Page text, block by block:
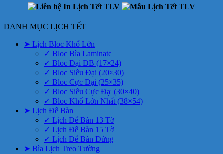
là:
300.000₫.
tại
190.000₫.
DANH MỤC LỊCH TẾT
➤ Lịch Bloc Khổ Lớn
✓ Bloc Bìa Laminate
✓ Bloc Đại ĐB (17×24)
✓ Bloc Siêu Đại (20×30)
✓ Bloc Cực Đại (25×35)
✓ Bloc Siêu Cực Đại (30×40)
✓ Bloc Khổ Lớn Nhất (38×54)
➤ Lịch Để Bàn
✓ Lịch Để Bàn 13 Tờ
✓ Lịch Để Bàn 15 Tờ
✓ Lịch Để Bàn Đứng
➤ Bìa Lịch Treo Tường